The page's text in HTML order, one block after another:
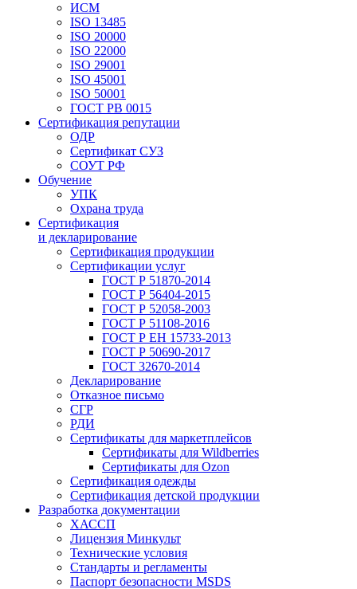
ИСМ
ISO 13485
ISO 20000
ISO 22000
ISO 29001
ISO 45001
ISO 50001
ГОСТ РВ 0015
Сертификация репутации
ОДР
Сертификат СУЗ
СОУТ РФ
Обучение
УПК
Охрана труда
Сертификация
и декларирование
Сертификация продукции
Сертификации услуг
ГОСТ Р 51870-2014
ГОСТ Р 56404-2015
ГОСТ Р 52058-2003
ГОСТ Р 51108-2016
ГОСТ Р ЕН 15733-2013
ГОСТ Р 50690-2017
ГОСТ 32670-2014
Декларирование
Отказное письмо
СГР
РДИ
Сертификаты для маркетплейсов
Сертификаты для Wildberries
Сертификаты для Ozon
Сертификация одежды
Сертификация детской продукции
Разработка документации
ХАССП
Лицензия Минкульт
Технические условия
Стандарты и регламенты
Паспорт безопасности MSDS